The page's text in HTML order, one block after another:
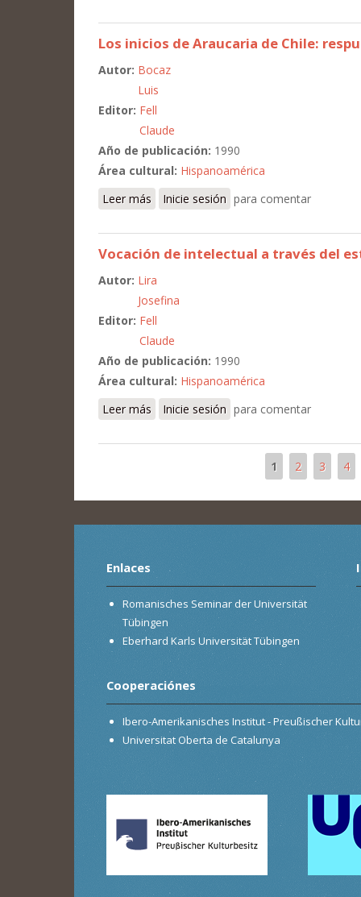
Los inicios de Araucaria de Chile:
Autor: Bocaz
Luis
Editor: Fell
Claude
Año de publicación: 1990
Área cultural: Hispanoamérica
Leer más sobre Los inicios de Araucaria de
Inicie sesión para comentar
Vocación de intelectual a través del
Autor: Lira
Josefina
Editor: Fell
Claude
Año de publicación: 1990
Área cultural: Hispanoamérica
Leer más sobre Vocación de intelectual a través
Inicie sesión para comentar
1 2 3 4
Enlaces
Romanisches Seminar der Universität
Tübingen
Eberhard Karls Universität Tübingen
Cooperaciónes
Ibero-Amerikanisches Institut - Preußischer
Universitat Oberta de Catalunya